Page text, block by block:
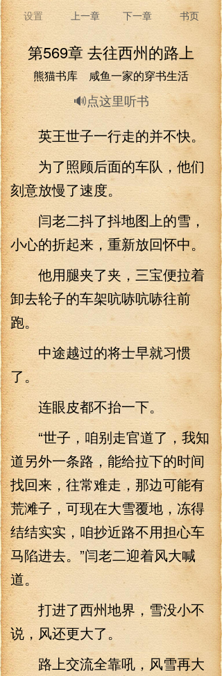
设置 上一章 下一章 书页
第569章 去往西州的路上
熊猫书库 咸鱼一家的穿书生活
🔊点这里听书
英王世子一行走的并不快。
为了照顾后面的车队，他们
刻意放慢了速度。
闫老二抖了抖地图上的雪，
小心的折起来，重新放回怀中。
他用腿夹了夹，三宝便拉着
卸去轮子的车架吭哧吭哧往前
跑。
中途越过的将士早就习惯
了。
连眼皮都不抬一下。
“世子，咱别走官道了，我知
道另外一条路，能给拉下的时间
找回来，往常难走，那边可能有
荒滩子，可现在大雪覆地，冻得
结结实实，咱抄近路不用担心车
马陷进去。”闫老二迎着风大喊
道。
打进了西州地界，雪没小不
说，风还更大了。
路上交流全靠吼，风雪再大